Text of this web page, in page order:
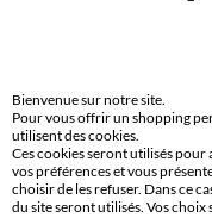
Bienvenue sur notre site.
Pour vous offrir un shopping
utilisent des cookies.
Ces cookies seront utilisés
vos préférences et vous
choisir de les refuser. Dans ce
du site seront utilisés. Vos choix